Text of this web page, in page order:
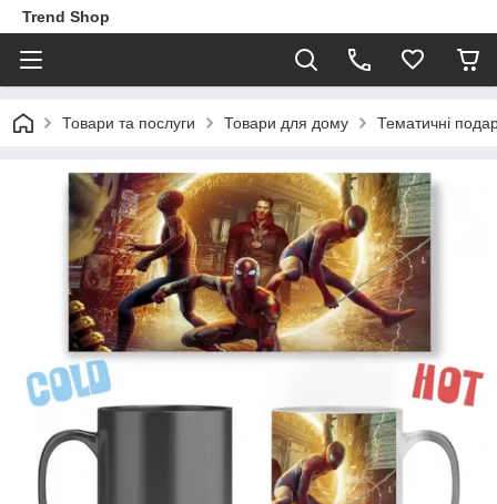
Trend Shop
Товари та послуги Товари для дому Тематичні